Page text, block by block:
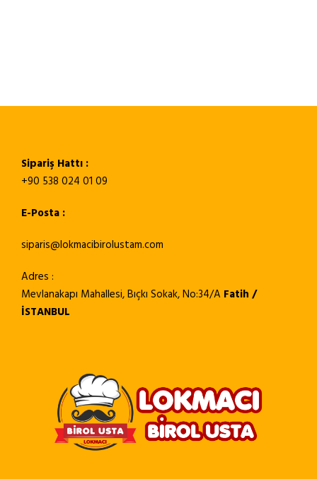
Sipariş Hattı :
+90 538 024 01 09
E-Posta :
siparis@lokmacibirolustam.com
Adres :
Mevlanakapı Mahallesi, Bıçkı Sokak, No:34/A Fatih /
İSTANBUL